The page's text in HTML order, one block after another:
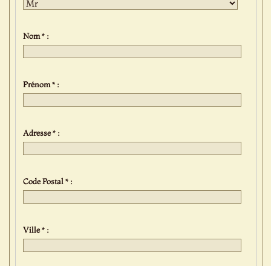
Nom * :
Prénom * :
Adresse * :
Code Postal * :
Ville * :